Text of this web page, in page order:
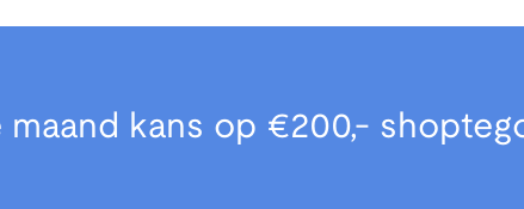
maand kans op €200,-